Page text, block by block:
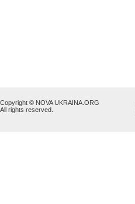
Copyright © NOVA UKRAINA.ORG
All rights reserved.